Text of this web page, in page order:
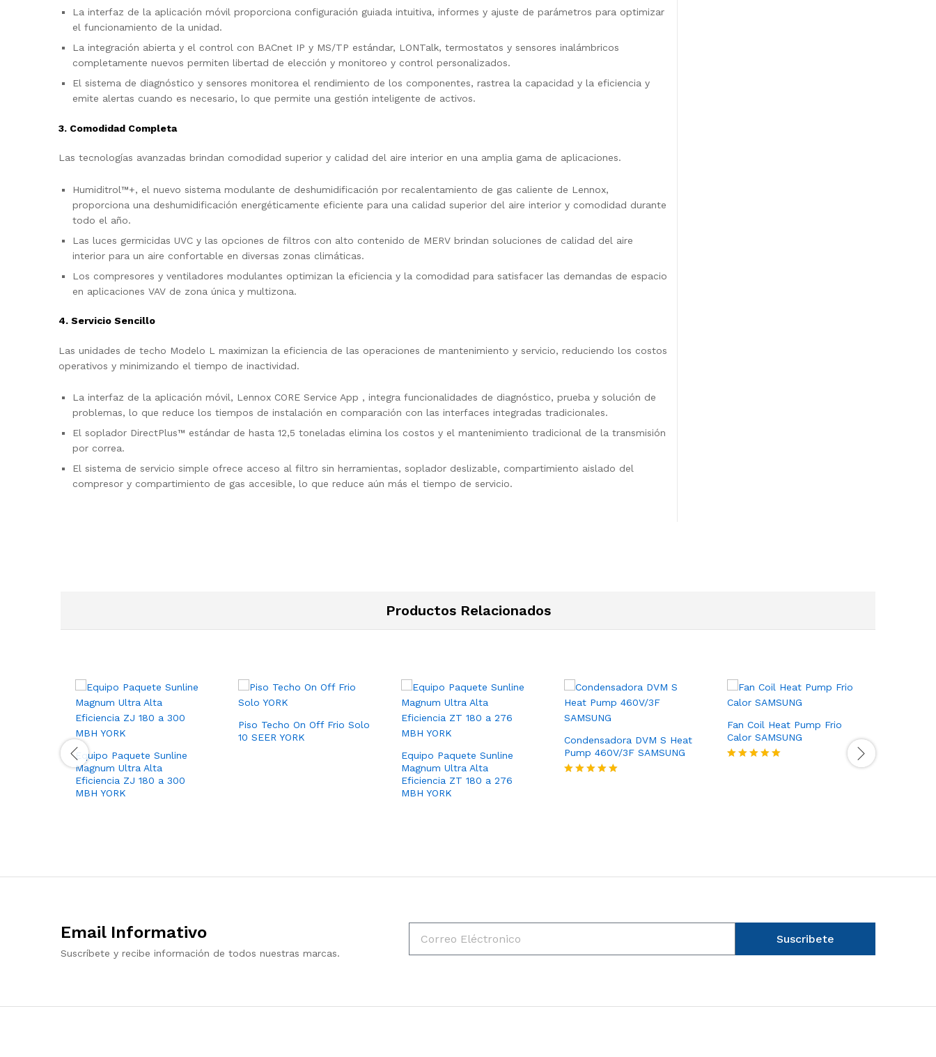
La interfaz de la aplicación móvil proporciona configuración guiada intuitiva, informes y ajuste de parámetros para optimizar
el funcionamiento de la unidad.
La integración abierta y el control con BACnet IP y MS/TP estándar, LONTalk, termostatos y sensores inalámbricos
completamente nuevos permiten libertad de elección y monitoreo y control personalizados.
El sistema de diagnóstico y sensores monitorea el rendimiento de los componentes, rastrea la capacidad y la eficiencia y
emite alertas cuando es necesario, lo que permite una gestión inteligente de activos.
3. Comodidad Completa
Las tecnologías avanzadas brindan comodidad superior y calidad del aire interior en una amplia gama de aplicaciones.
Humiditrol™+, el nuevo sistema modulante de deshumidificación por recalentamiento de gas caliente de Lennox,
proporciona una deshumidificación energéticamente eficiente para una calidad superior del aire interior y comodidad durante
todo el año.
Las luces germicidas UVC y las opciones de filtros con alto contenido de MERV brindan soluciones de calidad del aire
interior para un aire confortable en diversas zonas climáticas.
Los compresores y ventiladores modulantes optimizan la eficiencia y la comodidad para satisfacer las demandas de espacio
en aplicaciones VAV de zona única y multizona.
4. Servicio Sencillo
Las unidades de techo Modelo L maximizan la eficiencia de las operaciones de mantenimiento y servicio, reduciendo los costos
operativos y minimizando el tiempo de inactividad.
La interfaz de la aplicación móvil, Lennox CORE Service App , integra funcionalidades de diagnóstico, prueba y solución de
problemas, lo que reduce los tiempos de instalación en comparación con las interfaces integradas tradicionales.
El soplador DirectPlus™ estándar de hasta 12,5 toneladas elimina los costos y el mantenimiento tradicional de la transmisión
por correa.
El sistema de servicio simple ofrece acceso al filtro sin herramientas, soplador deslizable, compartimiento aislado del
compresor y compartimiento de gas accesible, lo que reduce aún más el tiempo de servicio.
Productos Relacionados
Equipo Paquete Sunline
Magnum Ultra Alta
Eficiencia ZJ 180 a 300
MBH YORK
Piso Techo On Off Frio Solo
10 SEER YORK
Equipo Paquete Sunline
Magnum Ultra Alta
Eficiencia ZT 180 a 276
MBH YORK
Condensadora DVM S Heat
Pump 460V/3F SAMSUNG
Fan Coil Heat Pump Frio
Calor SAMSUNG
Email Informativo
Suscríbete y recibe información de todos nuestras marcas.
Suscribete